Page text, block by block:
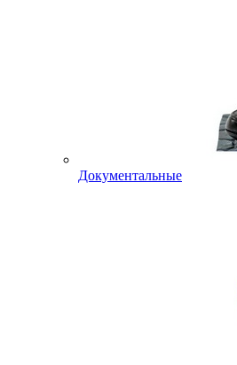
Документальные